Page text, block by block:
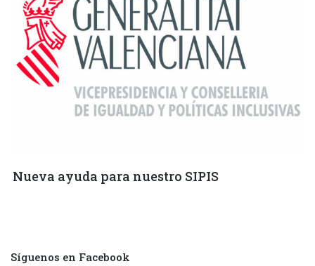
Nueva ayuda para nuestro SIPIS
Síguenos en Facebook